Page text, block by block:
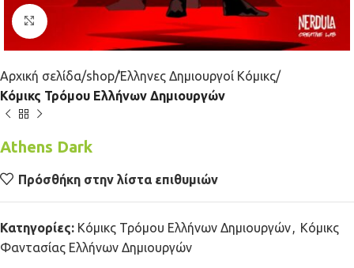
Κλικ για μεγέθυνση
Αρχική σελίδα shop Έλληνες Δημιουργοί Κόμικς
Κόμικς Τρόμου Ελλήνων Δημιουργών
Athens Dark
Πρόσθήκη στην λίστα επιθυμιών
Κατηγορίες: Κόμικς Τρόμου Ελλήνων Δημιουργών, Κόμικς
Φαντασίας Ελλήνων Δημιουργών